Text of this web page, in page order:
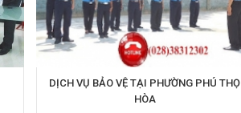
DỊCH VỤ BẢO VỆ TẠI PHƯỜNG PHÚ THỌ
HÒA